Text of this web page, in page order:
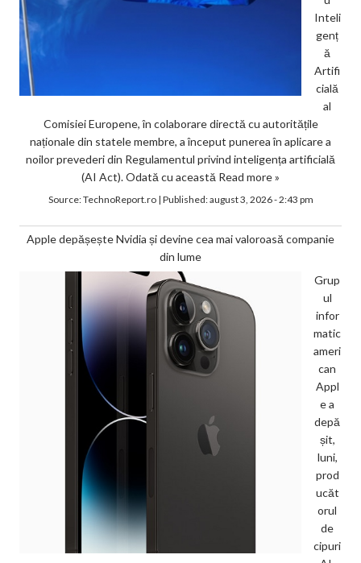
Inteli
genț
ă
Artifi
cială
al
Comisiei Europene, în colaborare directă cu autoritățile
naționale din statele membre, a început punerea în aplicare a
noilor prevederi din Regulamentul privind inteligența artificială
(AI Act). Odată cu această Read more »
Source:TechnoReport.ro| Published:august 3, 2026 - 2:43 pm
Apple depășește Nvidia și devine cea mai valoroasă companie
din lume
Grup
ul
infor
matic
ameri
can
Appl
e a
depă
șit,
luni,
prod
ucăt
orul
de
cipuri